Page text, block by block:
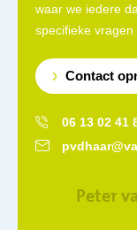
waar we iedere
specifieke vragen
Contact
06 13 02 41
Peter